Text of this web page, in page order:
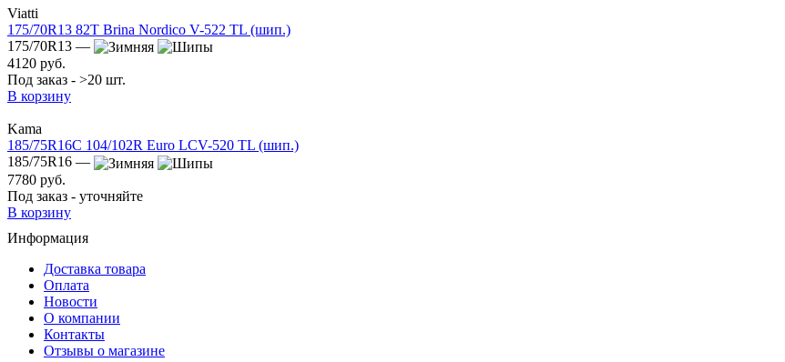
Viatti
175/70R13 82T Brina Nordico V-522 TL (шип.)
175/70R13 —
4120 руб.
Под заказ - >20 шт.
В корзину
Kama
185/75R16C 104/102R Euro LCV-520 TL (шип.)
185/75R16 —
7780 руб.
Под заказ - уточняйте
В корзину
Информация
Доставка товара
Оплата
Новости
О компании
Контакты
Отзывы о магазине